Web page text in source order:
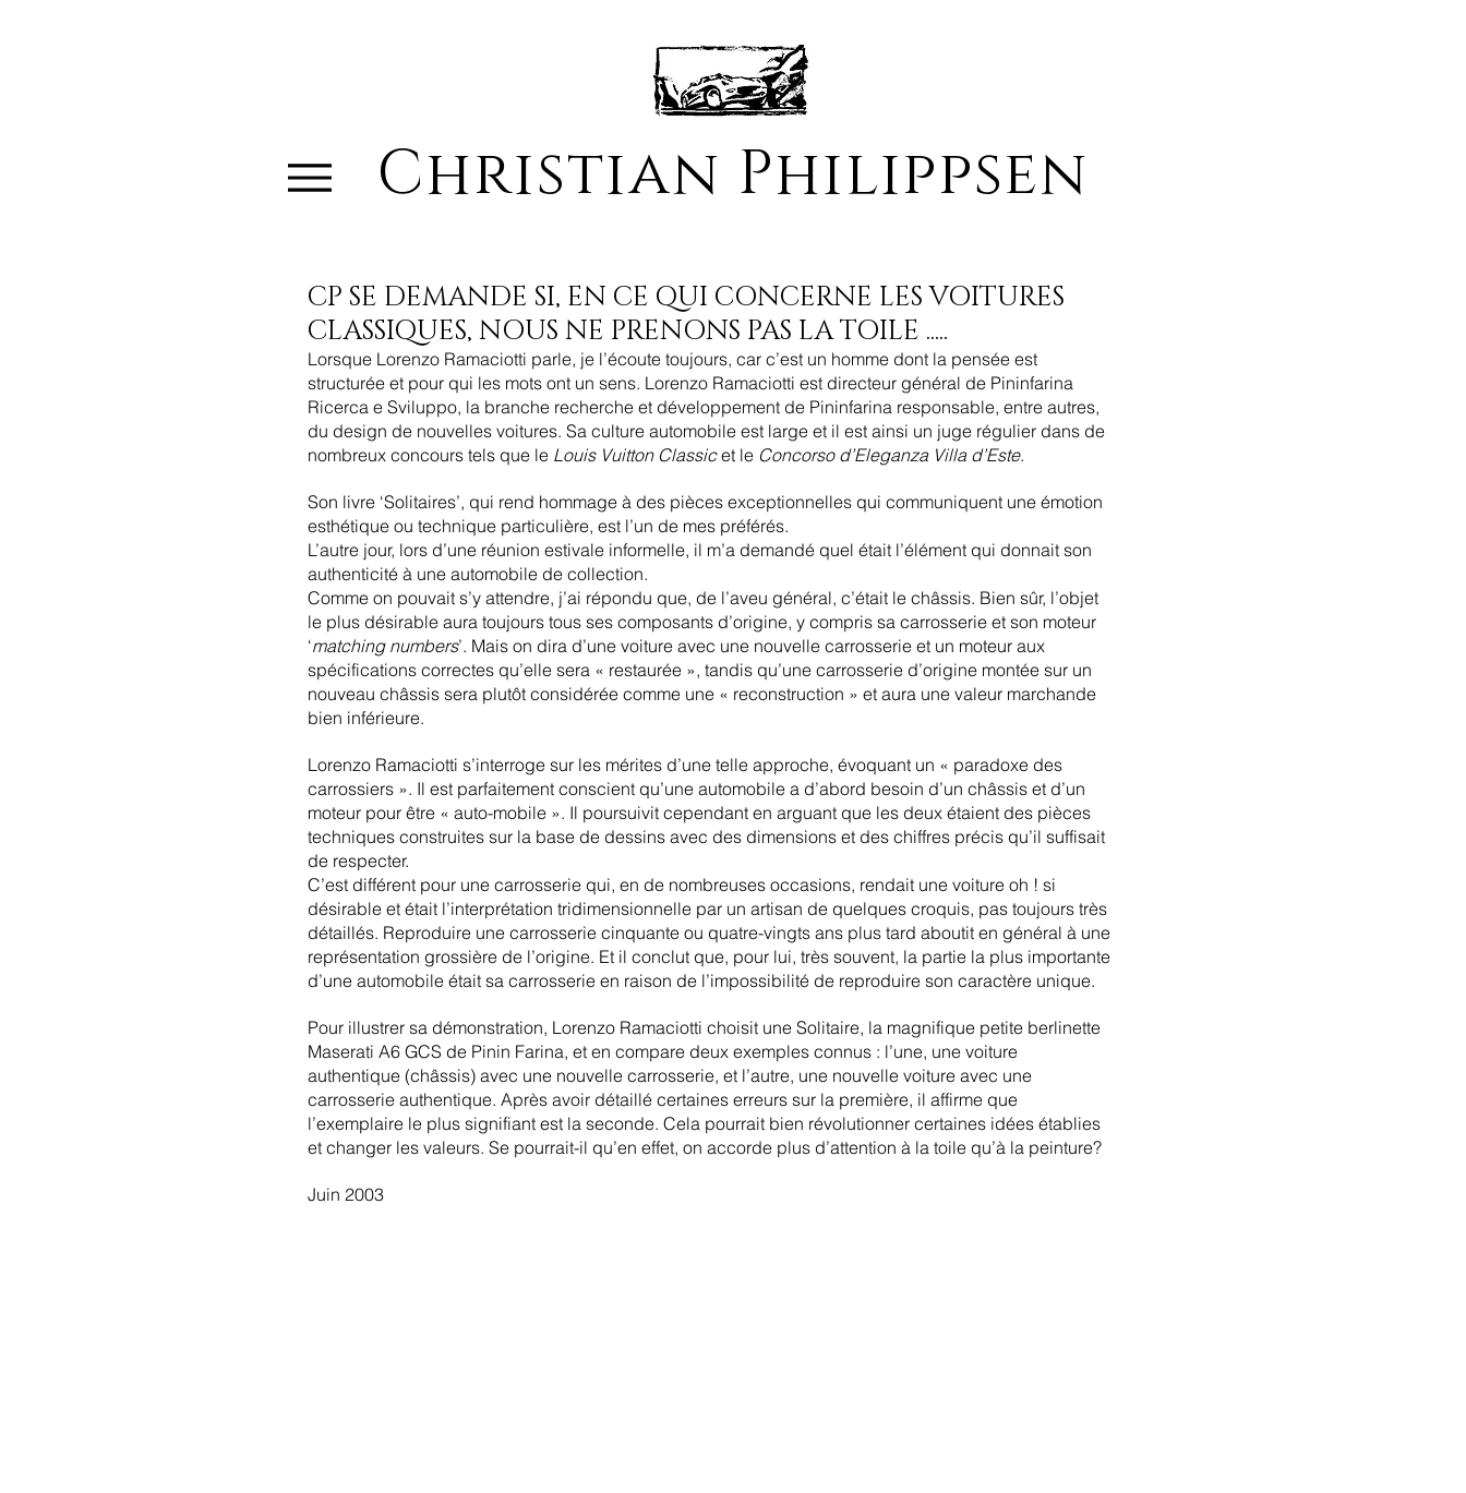
Christian Philippsen
CP SE DEMANDE SI, EN CE QUI CONCERNE LES VOITURES
CLASSIQUES, NOUS NE PRENONS PAS LA TOILE .....
Lorsque Lorenzo Ramaciotti parle, je l’écoute toujours, car c’est un homme dont la pensée est
structurée et pour qui les mots ont un sens. Lorenzo Ramaciotti est directeur général de Pininfarina
Ricerca e Sviluppo, la branche recherche et développement de Pininfarina responsable, entre autres,
du design de nouvelles voitures. Sa culture automobile est large et il est ainsi un juge régulier dans de
nombreux concours tels que le Louis Vuitton Classic et le Concorso d’Eleganza Villa d’Este.
Son livre ‘Solitaires’, qui rend hommage à des pièces exceptionnelles qui communiquent une émotion
esthétique ou technique particulière, est l’un de mes préférés.
L’autre jour, lors d’une réunion estivale informelle, il m’a demandé quel était l’élément qui donnait son
authenticité à une automobile de collection.
Comme on pouvait s’y attendre, j’ai répondu que, de l’aveu général, c’était le châssis. Bien sûr, l’objet
le plus désirable aura toujours tous ses composants d’origine, y compris sa carrosserie et son moteur
‘matching numbers’. Mais on dira d’une voiture avec une nouvelle carrosserie et un moteur aux
spécifications correctes qu’elle sera « restaurée », tandis qu’une carrosserie d’origine montée sur un
nouveau châssis sera plutôt considérée comme une « reconstruction » et aura une valeur marchande
bien inférieure.
Lorenzo Ramaciotti s’interroge sur les mérites d’une telle approche, évoquant un « paradoxe des
carrossiers ». Il est parfaitement conscient qu’une automobile a d’abord besoin d’un châssis et d’un
moteur pour être « auto-mobile ». Il poursuivit cependant en arguant que les deux étaient des pièces
techniques construites sur la base de dessins avec des dimensions et des chiffres précis qu’il suffisait
de respecter.
C’est différent pour une carrosserie qui, en de nombreuses occasions, rendait une voiture oh ! si
désirable et était l’interprétation tridimensionnelle par un artisan de quelques croquis, pas toujours très
détaillés. Reproduire une carrosserie cinquante ou quatre-vingts ans plus tard aboutit en général à une
représentation grossière de l’origine. Et il conclut que, pour lui, très souvent, la partie la plus importante
d’une automobile était sa carrosserie en raison de l’impossibilité de reproduire son caractère unique.
Pour illustrer sa démonstration, Lorenzo Ramaciotti choisit une Solitaire, la magnifique petite berlinette
Maserati A6 GCS de Pinin Farina, et en compare deux exemples connus : l’une, une voiture
authentique (châssis) avec une nouvelle carrosserie, et l’autre, une nouvelle voiture avec une
carrosserie authentique. Après avoir détaillé certaines erreurs sur la première, il affirme que
l’exemplaire le plus signifiant est la seconde. Cela pourrait bien révolutionner certaines idées établies
et changer les valeurs. Se pourrait-il qu’en effet, on accorde plus d’attention à la toile qu’à la peinture?
Juin 2003